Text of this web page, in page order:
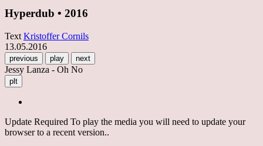
Hyperdub • 2016
Text Kristoffer Cornils
13.05.2016
previous play next
Jessy Lanza - Oh No
plt
Update Required To play the media you will need to update your
browser to a recent version..